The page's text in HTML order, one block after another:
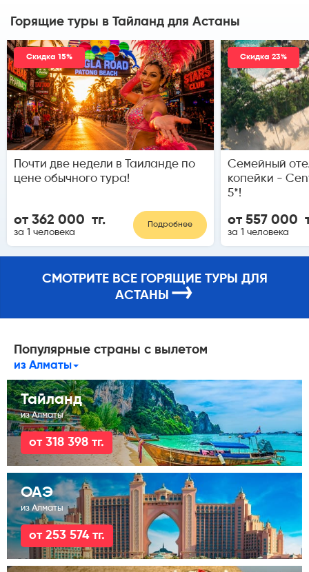
Горящие туры в Тайланд для Астаны
Скидка 15%
Почти две недели в Таиланде по
цене обычного тура!
от 362 000 тг.
за 1 человека
Подробнее
Скидка 23%
Семейный
копейки -
5*!
от 557 000
за 1 человека
СМОТРИТЕ ВСЕ ГОРЯЩИЕ ТУРЫ ДЛЯ
АСТАНЫ →
Популярные страны с вылетом
из Алматы
Тайланд
из Алматы
от 318 398 тг.
ОАЭ
из Алматы
от 253 574 тг.